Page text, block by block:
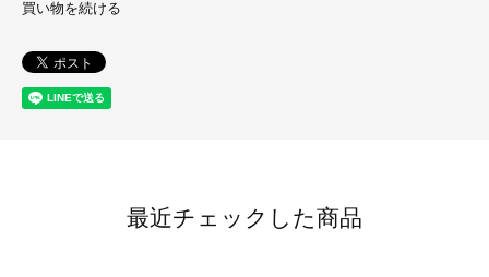
買い物を続ける
最近チェックした商品